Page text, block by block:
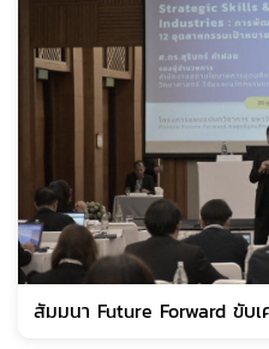
สัมมนา Future Forward ขับ